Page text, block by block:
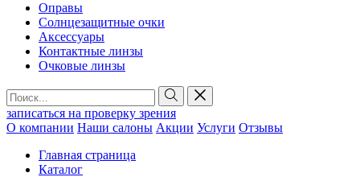
Оправы
Солнцезащитные очки
Аксессуары
Контактные линзы
Очковые линзы
записаться на проверку зрения
О компании Наши салоны Акции Услуги Отзывы
Главная страница
Каталог